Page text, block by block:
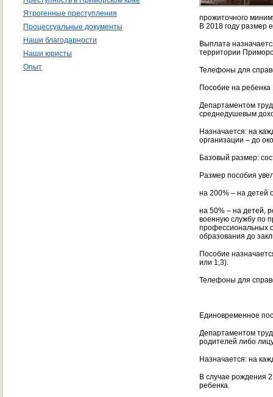
Ятрогенные преступления
Процессуальные документы
Наши благодарности
Наши юристы
Опыт
прожиточного
В 2018 году размер
Выплата
территории
Телефоны для
Пособие на ребенка
Департаментом
среднедушевым
Назначается: на
организации – до
Базовый размер:
Размер пособия
на 200% – на детей
на 50% – на детей,
военную службу по
профессиональных
образования до
Пособие
или 1,3).
Телефоны для
Единовременное
Департаментом
родителей либо
Назначается: на
В случае рождения
ребенка.